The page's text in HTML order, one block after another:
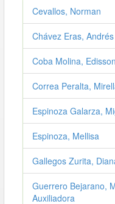
Cevallos, Norman
Chávez Eras, Andrés
Coba Molina, Edisson
Correa Peralta,
Espinoza Galarza,
Espinoza, Mellisa
Gallegos Zurita,
Guerrero Bejarano,
Auxiliadora